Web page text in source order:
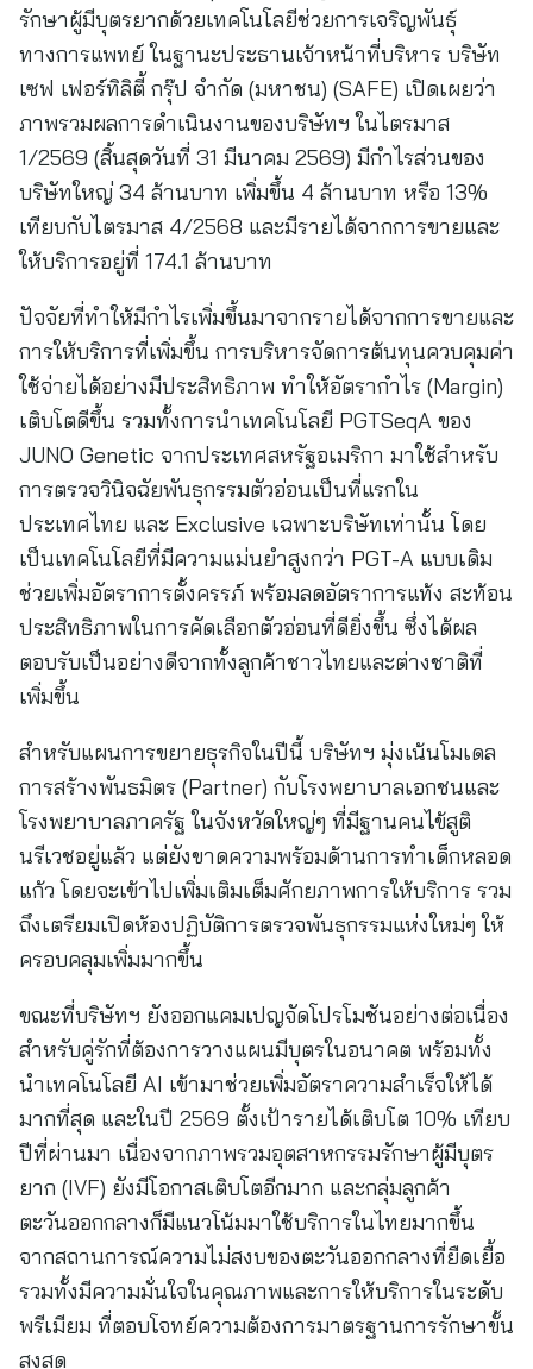
รักษาผู้มีบุตรยากด้วยเทคโนโลยีช่วยการเจริญพันธุ์
ทางการแพทย์ ในฐานะประธานเจ้าหน้าที่บริหาร บริษัท
เซฟ เฟอร์ทิลิตี้ กรุ๊ป จำกัด (มหาชน) (SAFE) เปิดเผยว่า
ภาพรวมผลการดำเนินงานของบริษัทฯ ในไตรมาส
1/2569 (สิ้นสุดวันที่ 31 มีนาคม 2569) มีกำไรส่วนของ
บริษัทใหญ่ 34 ล้านบาท เพิ่มขึ้น 4 ล้านบาท หรือ 13%
เทียบกับไตรมาส 4/2568 และมีรายได้จากการขายและ
ให้บริการอยู่ที่ 174.1 ล้านบาท
ปัจจัยที่ทำให้มีกำไรเพิ่มขึ้นมาจากรายได้จากการขายและ
การให้บริการที่เพิ่มขึ้น การบริหารจัดการต้นทุนควบคุมค่า
ใช้จ่ายได้อย่างมีประสิทธิภาพ ทำให้อัตรากำไร (Margin)
เติบโตดีขึ้น รวมทั้งการนำเทคโนโลยี PGTSeqA ของ
JUNO Genetic จากประเทศสหรัฐอเมริกา มาใช้สำหรับ
การตรวจวินิจฉัยพันธุกรรมตัวอ่อนเป็นที่แรกใน
ประเทศไทย และ Exclusive เฉพาะบริษัทเท่านั้น โดย
เป็นเทคโนโลยีที่มีความแม่นยำสูงกว่า PGT-A แบบเดิม
ช่วยเพิ่มอัตราการตั้งครรภ์ พร้อมลดอัตราการแท้ง สะท้อน
ประสิทธิภาพในการคัดเลือกตัวอ่อนที่ดียิ่งขึ้น ซึ่งได้ผล
ตอบรับเป็นอย่างดีจากทั้งลูกค้าชาวไทยและต่างชาติที่
เพิ่มขึ้น
สำหรับแผนการขยายธุรกิจในปีนี้ บริษัทฯ มุ่งเน้นโมเดล
การสร้างพันธมิตร (Partner) กับโรงพยาบาลเอกชนและ
โรงพยาบาลภาครัฐ ในจังหวัดใหญ่ๆ ที่มีฐานคนไข้สูติ
นรีเวชอยู่แล้ว แต่ยังขาดความพร้อมด้านการทำเด็กหลอด
แก้ว โดยจะเข้าไปเพิ่มเติมเต็มศักยภาพการให้บริการ รวม
ถึงเตรียมเปิดห้องปฏิบัติการตรวจพันธุกรรมแห่งใหม่ๆ ให้
ครอบคลุมเพิ่มมากขึ้น
ขณะที่บริษัทฯ ยังออกแคมเปญจัดโปรโมชันอย่างต่อเนื่อง
สำหรับคู่รักที่ต้องการวางแผนมีบุตรในอนาคต พร้อมทั้ง
นำเทคโนโลยี AI เข้ามาช่วยเพิ่มอัตราความสำเร็จให้ได้
มากที่สุด และในปี 2569 ตั้งเป้ารายได้เติบโต 10% เทียบ
ปีที่ผ่านมา เนื่องจากภาพรวมอุตสาหกรรมรักษาผู้มีบุตร
ยาก (IVF) ยังมีโอกาสเติบโตอีกมาก และกลุ่มลูกค้า
ตะวันออกกลางก็มีแนวโน้มมาใช้บริการในไทยมากขึ้น
จากสถานการณ์ความไม่สงบของตะวันออกกลางที่ยืดเยื้อ
รวมทั้งมีความมั่นใจในคุณภาพและการให้บริการในระดับ
พรีเมียม ที่ตอบโจทย์ความต้องการมาตรฐานการรักษาขั้น
สูงสุด